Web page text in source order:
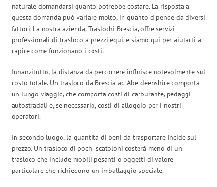
naturale domandarsi quanto potrebbe costare. La risposta a
questa domanda può variare molto, in quanto dipende da diversi
fattori. La nostra azienda, Traslochi Brescia, offre servizi
professionali di trasloco a prezzi equi, e siamo qui per aiutarti a
capire come funzionano i costi.
Innanzitutto, la distanza da percorrere influisce notevolmente sul
costo totale. Un trasloco da Brescia ad Aberdeenshire comporta
un lungo viaggio, che comporta costi di carburante, pedaggi
autostradali e, se necessario, costi di alloggio per i nostri
operatori.
In secondo luogo, la quantità di beni da trasportare incide sul
prezzo. Un trasloco di pochi scatoloni costerà meno di un
trasloco che include mobili pesanti o oggetti di valore
particolare che richiedono un imballaggio speciale.